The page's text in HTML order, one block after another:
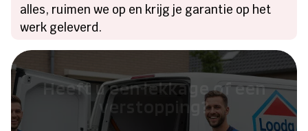
alles, ruimen we op en krijg je garantie op het
werk geleverd.
Heeft u een lekkage of een
verstopping?